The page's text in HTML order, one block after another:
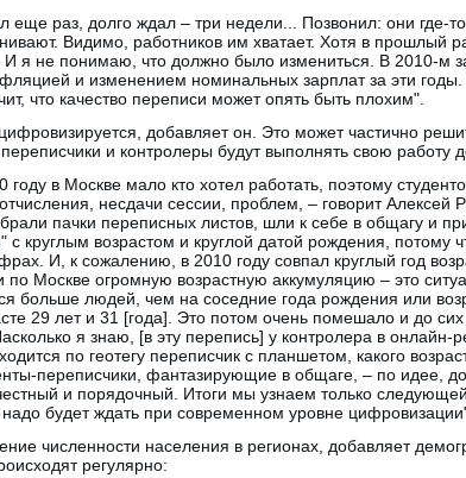
еще раз, долго ждал – три недели... Позвонил: они где-
Видимо, работников им хватает. Хотя в прошлый
И я не понимаю, что должно было измениться. В 2010-м
и изменением номинальных зарплат за эти
что качество переписи может опять быть плохим".
добавляет он. Это может частично
и контролеры будут выполнять свою работу
в Москве мало кто хотел работать, поэтому
несдачи сессии, проблем, – говорит Алексей
пачки переписных листов, шли к себе в общагу и
круглым возрастом и круглой датой рождения, потому
И, к сожалению, в 2010 году совпал круглый год
Москве огромную возрастную аккумуляцию – это
больше людей, чем на соседние года рождения или
29 лет и 31 [года]. Это потом очень помешало и до
я знаю, [в эту перепись] у контролера в
по геотегу переписчик с планшетом, какого
переписчики, фантазирующие в общаге, – по идее,
и порядочный. Итоги мы узнаем только
будет ждать при современном уровне
численности населения в регионах, добавляет
регулярно: